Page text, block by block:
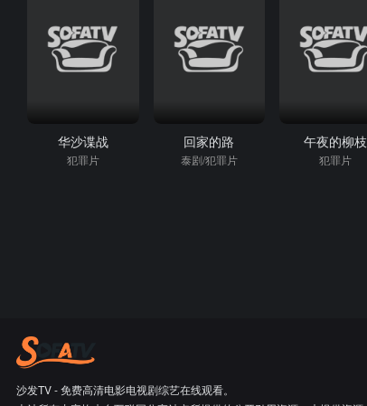
华沙谍战
犯罪片
回家的路
泰剧/犯罪片
午夜的柳枝
犯罪片
沙发TV - 免费高清电影电视剧综艺在线观看。